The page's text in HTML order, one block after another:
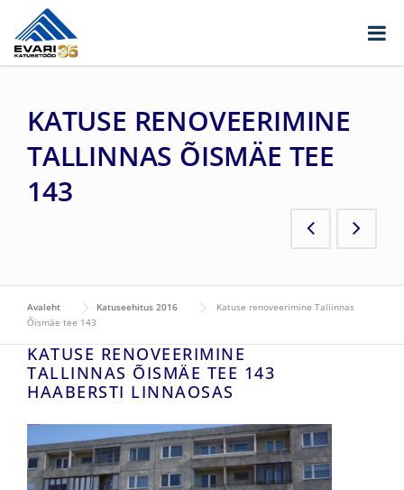
Skip to content
KATUSE RENOVEERIMINE
TALLINNAS ÕISMÄE TEE
143
Avaleht Katuseehitus 2016
Katuse renoveerimine Tallinnas
Õismäe tee 143
KATUSE RENOVEERIMINE
TALLINNAS ÕISMÄE TEE 143
HAABERSTI LINNAOSAS